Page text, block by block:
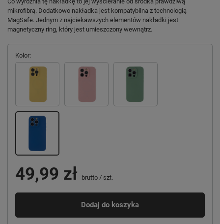
mikrofibrą. Dodatkowo nakładka jest kompatybilna z technologią
MagSafe. Jednym z najciekawszych elementów nakładki jest
magnetyczny ring, który jest umieszczony wewnątrz.
Kolor
49,99 zł brutto / szt.
Dodaj do koszyka